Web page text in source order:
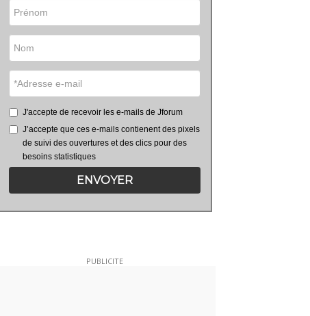
J'accepte de recevoir les e-mails de Jforum
J’accepte que ces e-mails contienent des pixels
de suivi des ouvertures et des clics pour des
besoins statistiques
ENVOYER